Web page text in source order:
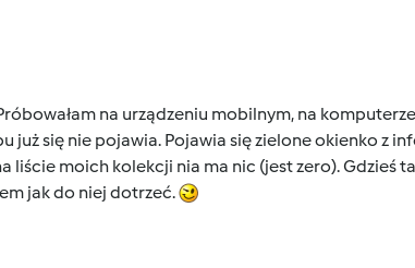
na urządzeniu mobilnym, na komputerze
się nie pojawia. Pojawia się zielone okienko z
liście moich kolekcji nia ma nic (jest zero). Gdzieś
jak do niej dotrzeć.